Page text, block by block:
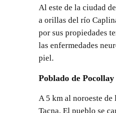
Al este de la ciudad
a orillas del río
por sus propiedades
las enfermedades
piel.
Poblado de Pocollay
A 5 km al noroeste de
Tacna. El pueblo se